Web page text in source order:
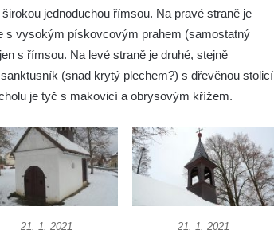
jednoduchou římsou. Na pravé straně je
s vysokým pískovcovým prahem (samostatný
s římsou. Na levé straně je druhé, stejně
(snad krytý plechem?) s dřevěnou stolicí
je tyč s makovicí a obrysovým křížem.
21. 1. 2021 21. 1. 2021